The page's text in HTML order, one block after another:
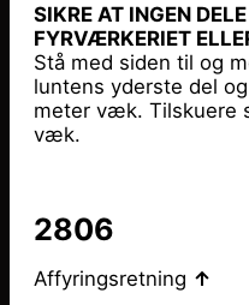
SIKRE AT INGEN
FYRVÆRKERIET
Stå med siden til og
luntens yderste del
meter væk. Tilskuere
væk.
2806
Affyringsretning ↑